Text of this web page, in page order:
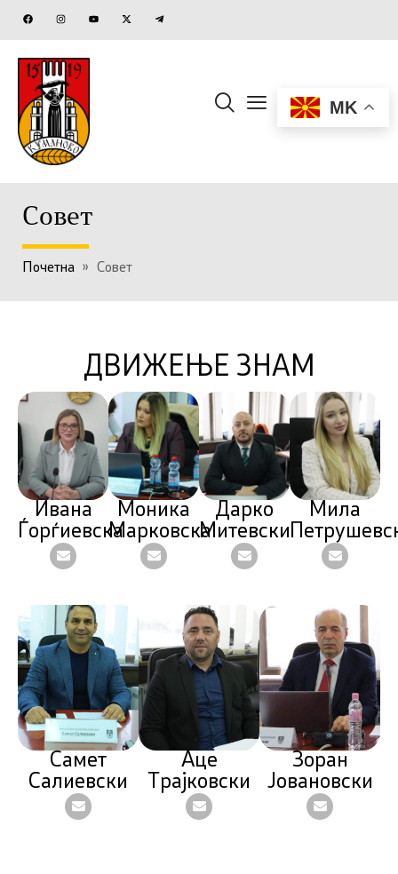
MK
Совет
Почетна » Совет
ДВИЖЕЊЕ ЗНАМ
Ивана
Ѓорѓиевска
Моника
Марковска
Дарко
Митевски
Мила
Самет
Салиевски
Аце
Трајковски
Зоран
Јовановски